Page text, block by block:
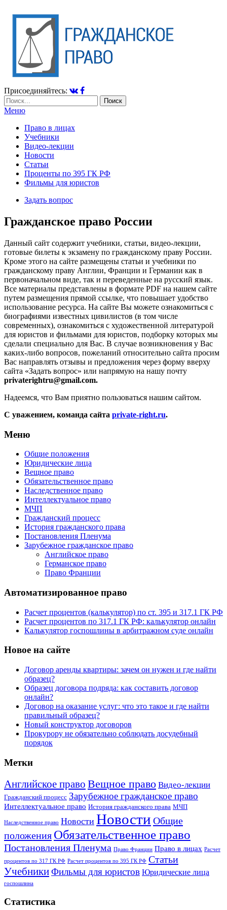
Присоединяйтесь:
Меню
Право в лицах
Учебники
Видео-лекции
Новости
Статьи
Проценты по 395 ГК РФ
Фильмы для юристов
Задать вопрос
Гражданское право России
Данный сайт содержит учебники, статьи, видео-лекции,
готовые билеты к экзамену по гражданскому праву России.
Кроме этого на сайте размещены статьи и учебники по
гражданскому праву Англии, Франции и Германии как в
первоначальном виде, так и переведенные на русский язык.
Все материалы представлены в формате PDF на нашем сайте
путем размещения прямой ссылке, что повышает удобство
использование ресурса. На сайте Вы можете ознакомиться с
биографиями известных цивилистов (в том числе
современных), ознакомиться с художественной литературой
для юристов и фильмами для юристов, подборку которых мы
сделали специально для Вас. В случае возникновения у Вас
каких-либо вопросов, пожеланий относительно сайта просим
Вас направлять отзывы и предложения через форму вверху
сайта «Задать вопрос» или напрямую на нашу почту
privaterightru@gmail.com.
Надеемся, что Вам приятно пользоваться нашим сайтом.
С уважением, команда сайта private-right.ru.
Меню
Общие положения
Юридические лица
Вещное право
Обязательственное право
Наследственное право
Интеллектуальное право
МЧП
Гражданский процесс
История гражданского права
Постановления Пленума
Зарубежное гражданское право
Английское право
Германское право
Право Франции
Автоматизированное право
Расчет процентов (калькулятор) по ст. 395 и 317.1 ГК РФ
Расчет процентов по 317.1 ГК РФ: калькулятор онлайн
Калькулятор госпошлины в арбитражном суде онлайн
Новое на сайте
Договор аренды квартиры: зачем он нужен и где найти
образец?
Образец договора подряда: как составить договор
онлайн?
Договор на оказание услуг: что это такое и где найти
правильный образец?
Новый конструктор договоров
Прокурору не обязательно соблюдать досудебный
порядок
Метки
Английское право Вещное право Видео-лекции
Гражданский процесс Зарубежное гражданское право
Интеллектуальное право История гражданского права МЧП
Наследственное право Новости Новости Общие
положения Обязательственное право
Постановления Пленума Право Франции Право в лицах Расчет
процентов по 317 ГК РФ Расчет процентов по 395 ГК РФ Статьи
УчебникиФильмы для юристов Юридические лица
госпошлина
Статистика